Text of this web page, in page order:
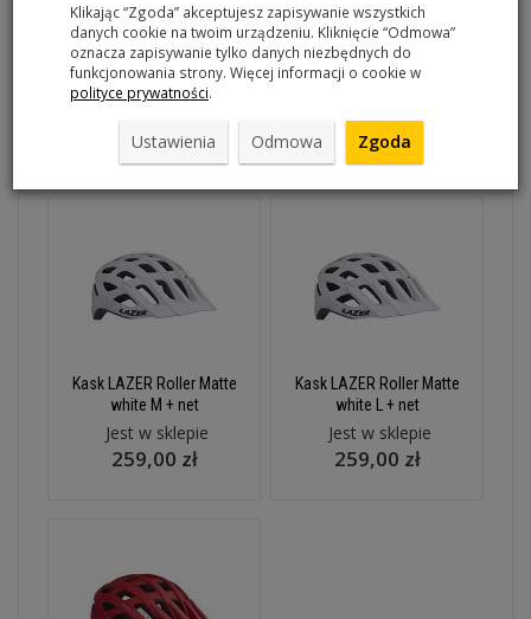
dodaj do koszyka
Polecane produkty
Kask LAZER Roller Matte
white M + net
Jest w sklepie
259,00 zł
Kask LAZER Roller Matte
white L + net
Jest w sklepie
259,00 zł
Klikając “Zgoda” akceptujesz zapisywanie wszystkich
danych cookie na twoim urządzeniu. Kliknięcie “Odmowa”
oznacza zapisywanie tylko danych niezbędnych do
funkcjonowania strony. Więcej informacji o cookie w
polityce prywatności.
Ustawienia Odmowa Zgoda